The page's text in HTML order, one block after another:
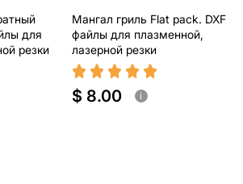
для
резки
Мангал гриль Flat pack. DXF
файлы для плазменной,
лазерной резки
$ 8.00 i